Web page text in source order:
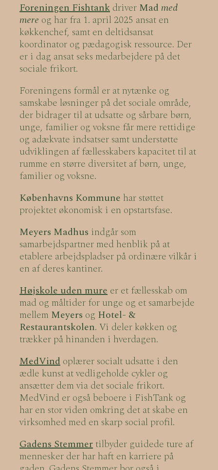
Foreningen Fishtank driver Mad med
mere og har fra 1. april 2025 ansat en
køkkenchef, samt en deltidsansat
koordinator og pædagogisk ressource. Der
er i dag ansat seks medarbejdere på det
sociale frikort.
Foreningens formål er at nytænke og
samskabe løsninger på det sociale område,
der bidrager til at udsatte og sårbare børn,
unge, familier og voksne får mere rettidige
og adækvate indsatser samt understøtte
udviklingen af fællesskabers kapacitet til at
rumme en større diversitet af børn, unge,
familier og voksne.
Københavns Kommune har støttet
projektet økonomisk i en opstartsfase.
Meyers Madhus indgår som
samarbejdspartner med henblik på at
etablere arbejdspladser på ordinære vilkår i
en af deres kantiner.
Højskole uden mure er et fællesskab om
mad og måltider for unge og et samarbejde
mellem Meyers og Hotel- &
Restaurantskolen. Vi deler køkken og
trækker på hinanden i hverdagen.
MedVind oplærer socialt udsatte i den
ædle kunst at vedligeholde cykler og
ansætter dem via det sociale frikort.
MedVind er også beboere i FishTank og
har en stor viden omkring det at skabe en
virksomhed med en skarp social profil.
Gadens Stemmertilbyder guidede ture af
mennesker der har haft en karriere på